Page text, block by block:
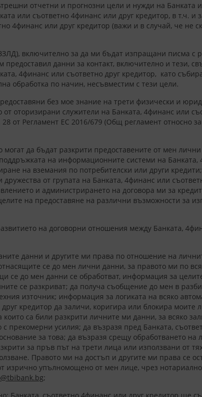
отчетни и прогнозни цели и нужди на Банката
или съответно 4финанс или друг кредитор, в т.ч. и
4финанс или друг кредитор (важи и в случай, че не
включително за да ми бъдат изпращани писма с
данни за контакт, включително и тези,
4финанс или съответно друг кредитор, като
обработка по начин, несъвместим с тези цели.
без мое знание на трети физически и
оторизирани служители на Банката, 4финанс или
от Регламент ЕС 2016/679 (Общ регламент относно
могат да бъдат разкрити предоставените от мен
на информационните системи на Банката,
на вземания по потребителски или други
от групата на Банката, 4финанс или
и администрирането на договора ми за
на предоставяне на различни възможности за
на договорни отношения между Банката,
данни и другите ми права по отношение на
се до мен лични данни, за правото ми по
се до мен данни се обработват, информация за
се разкриват; да получа съобщение до мен в
източник; информация за логиката на всяко
кредитор да заличи, коригира или блокира моите
са били разкрити личните ми данни, за всяко
прекомерни усилия; да възразя пред Банката,
за това; да възразя срещу обработването на
за пръв път на трети лица или използвани от
Правото ми на достъп и другите ми права се
изрично упълномощено от мен лице, чрез
;